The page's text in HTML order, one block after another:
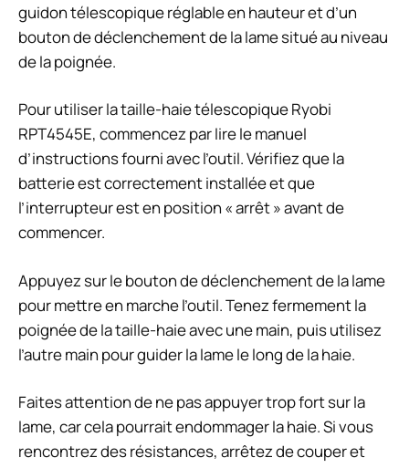
guidon télescopique réglable en hauteur et d’un
bouton de déclenchement de la lame situé au niveau
de la poignée.
Pour utiliser la taille-haie télescopique Ryobi
RPT4545E, commencez par lire le manuel
d’instructions fourni avec l’outil. Vérifiez que la
batterie est correctement installée et que
l’interrupteur est en position « arrêt » avant de
commencer.
Appuyez sur le bouton de déclenchement de la lame
pour mettre en marche l’outil. Tenez fermement la
poignée de la taille-haie avec une main, puis utilisez
l’autre main pour guider la lame le long de la haie.
Faites attention de ne pas appuyer trop fort sur la
lame, car cela pourrait endommager la haie. Si vous
rencontrez des résistances, arrêtez de couper et